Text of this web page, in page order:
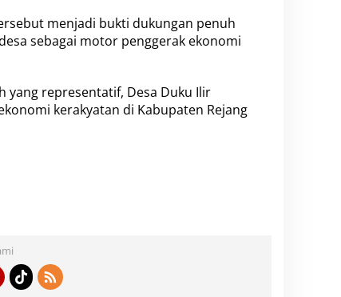
menjadi bukti dukungan penuh
sebagai motor penggerak ekonomi
yang representatif, Desa Duku Ilir
kerakyatan di Kabupaten Rejang